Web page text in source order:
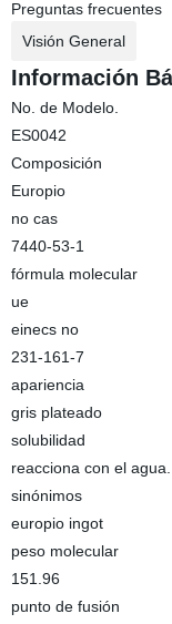
Preguntas frecuentes
Visión General
Información
No. de Modelo.
ES0042
Composición
Europio
no cas
7440-53-1
fórmula molecular
ue
einecs no
231-161-7
apariencia
gris plateado
solubilidad
reacciona con el agua.
sinónimos
europio ingot
peso molecular
151.96
punto de fusión